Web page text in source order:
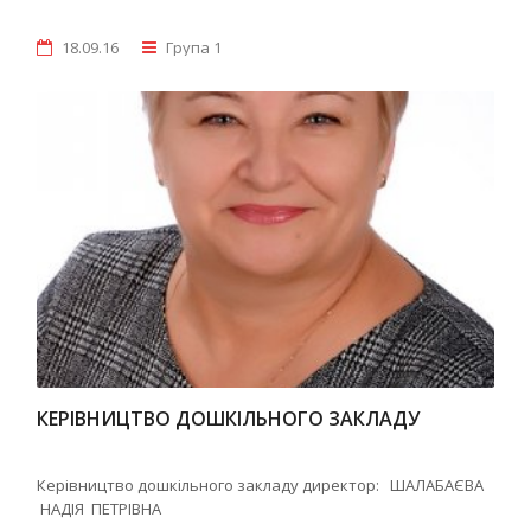
18.09.16 Група 1
КЕРІВНИЦТВО ДОШКІЛЬНОГО ЗАКЛАДУ
Керівництво дошкільного закладу директор: ШАЛАБАЄВА
НАДІЯ ПЕТРІВНА